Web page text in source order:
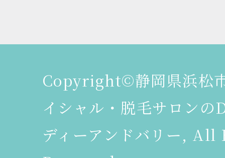
Copyright©静岡県浜松
イシャル・脱毛サロン
ディーアンドバリー,